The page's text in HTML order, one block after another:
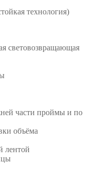
технология)
световозвращающая
части проймы и по
объёма
лентой